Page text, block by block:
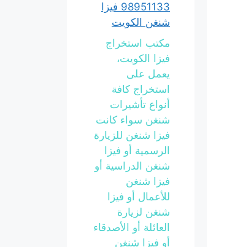
98951133 فيزا
شنغن الكويت
مكتب استخراج
فيزا الكويت،
يعمل على
استخراج كافة
أنواع تأشيرات
شنغن سواء كانت
فيزا شنغن للزيارة
الرسمية أو فيزا
شنغن الدراسية أو
فيزا شنغن
للأعمال أو فيزا
شنغن لزيارة
العائلة أو الأصدقاء
أو فيزا شنغن